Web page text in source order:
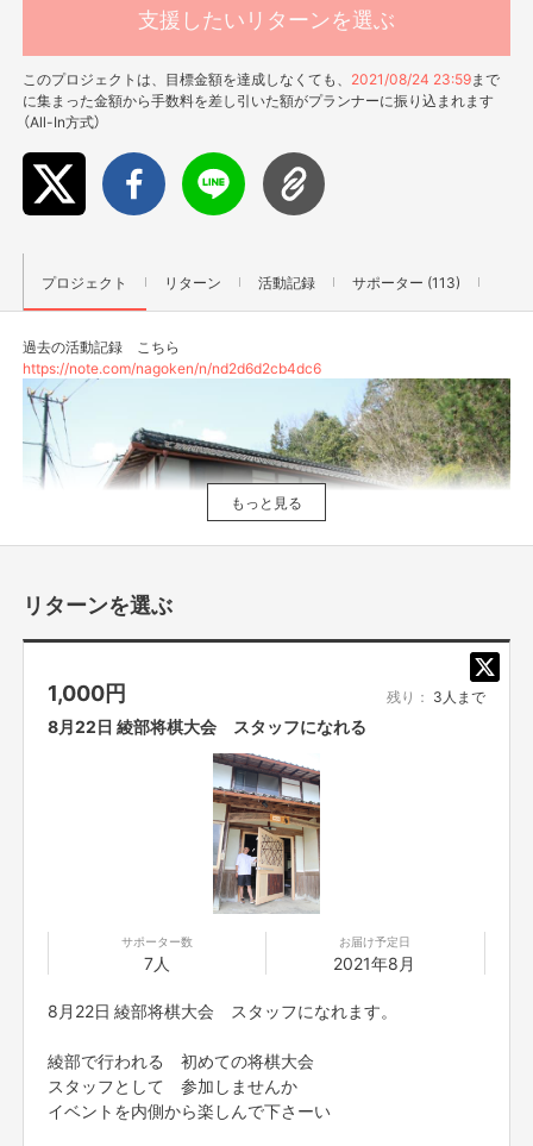
支援したいリターンを選ぶ
このプロジェクトは、目標金額を達成しなくても、 2021/08/24 23:59まで
に集まった金額から手数料を差し引いた額がプランナーに振り込まれます
（All-In方式）
プロジェクト リターン 活動記録 サポーター (113)
過去の活動記録 こちら
https://note.com/nagoken/n/nd2d6d2cb4dc6
完成までの経験や過程をリターンにしてます どのリターンでもいいです
購入して仲間になってください
この家に携わった一人一人に物語が生まれる場所 サードプレイスをつくり
ます！スマイルお庭ありがとうー！
もっと見る
リターンを選ぶ
1,000円 残り： 3人まで
8月22日 綾部将棋大会 スタッフになれる
サポーター数
7人
お届け予定日
2021年8月
8月22日 綾部将棋大会 スタッフになれます。
綾部で行われる 初めての将棋大会
スタッフとして 参加しませんか
イベントを内側から楽しんで下さーい